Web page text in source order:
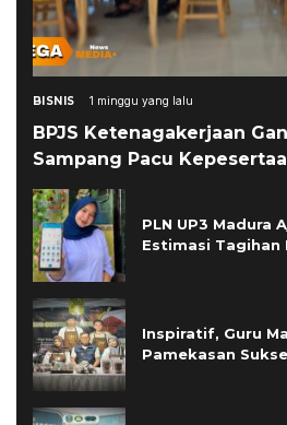
BISNIS 1 minggu yang lalu
BPJS Ketenagakerjaan
Sampang Pacu
PLN UP3 Madura
Estimasi Tagihan
Inspiratif, Guru
Pamekasan